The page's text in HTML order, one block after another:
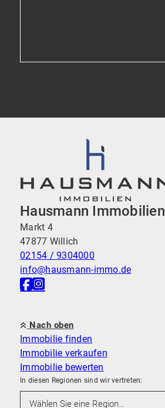
Hausmann Immobilien
Markt 4
47877 Willich
02154 / 9304000
info@hausmann-immo.de
In diesen Regionen sind wir vertreten:
Nach oben
Immobilie finden
Immobilie verkaufen
Immobilie bewerten